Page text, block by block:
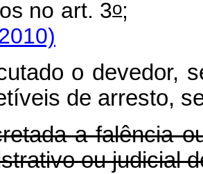
no art. 3o
o devedor,
de arresto,
a falência
ou judicial